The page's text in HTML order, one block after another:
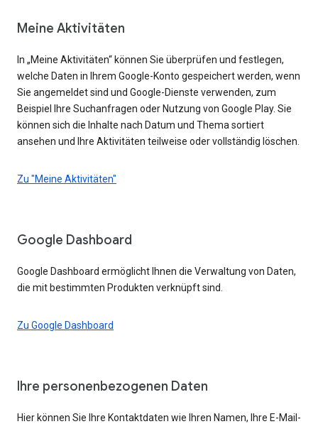
Meine Aktivitäten
In „Meine Aktivitäten“ können Sie überprüfen und festlegen,
welche Daten in Ihrem Google-Konto gespeichert werden, wenn
Sie angemeldet sind und Google-Dienste verwenden, zum
Beispiel Ihre Suchanfragen oder Nutzung von Google Play. Sie
können sich die Inhalte nach Datum und Thema sortiert
ansehen und Ihre Aktivitäten teilweise oder vollständig löschen.
Zu "Meine Aktivitäten"
Google Dashboard
Google Dashboard ermöglicht Ihnen die Verwaltung von Daten,
die mit bestimmten Produkten verknüpft sind.
Zu Google Dashboard
Ihre personenbezogenen Daten
Hier können Sie Ihre Kontaktdaten wie Ihren Namen, Ihre E-Mail-